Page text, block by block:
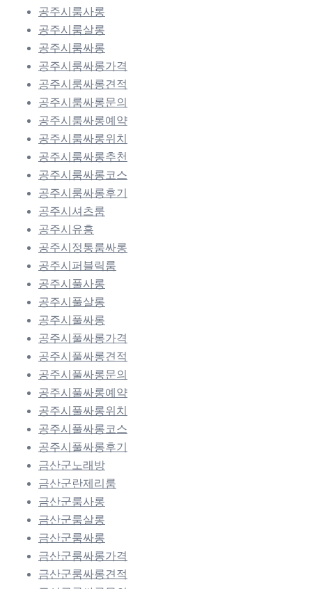
공주시룸사롱
공주시룸살롱
공주시룸싸롱
공주시룸싸롱가격
공주시룸싸롱견적
공주시룸싸롱문의
공주시룸싸롱예약
공주시룸싸롱위치
공주시룸싸롱추천
공주시룸싸롱코스
공주시룸싸롱후기
공주시셔츠룸
공주시유흥
공주시정통룸싸롱
공주시퍼블릭룸
공주시풀사롱
공주시풀살롱
공주시풀싸롱
공주시풀싸롱가격
공주시풀싸롱견적
공주시풀싸롱문의
공주시풀싸롱예약
공주시풀싸롱위치
공주시풀싸롱코스
공주시풀싸롱후기
금산군노래방
금산군란제리룸
금산군룸사롱
금산군룸살롱
금산군룸싸롱
금산군룸싸롱가격
금산군룸싸롱견적